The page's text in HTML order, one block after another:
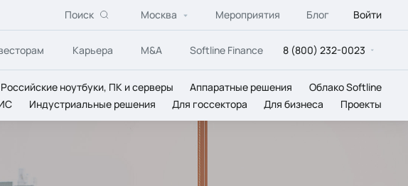
Поиск Москва Мероприятия Блог Войти
Карьера M&A Softline Finance 8 (800) 232-0023
Российские ноутбуки, ПК и серверы Аппаратные решения
Облако Softline
Индустриальные решения Для госсектора Для бизнеса Проекты